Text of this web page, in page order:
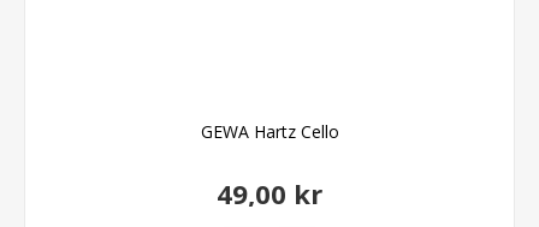
GEWA Hartz Cello
49,00 kr